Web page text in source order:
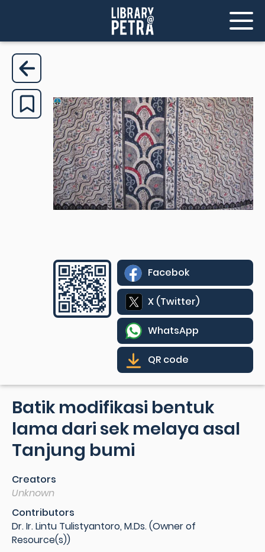
Facebok
X (Twitter)
WhatsApp
QR code
Batik modifikasi bentuk
lama dari sek melaya asal
Tanjung bumi
Creators
Unknown
Contributors
Dr. Ir. Lintu Tulistyantoro, M.Ds. (Owner of
Resource(s))